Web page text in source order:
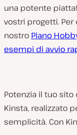
una potente
vostri progetti.
nostro Piano
esempi di avvio
Potenzia il tuo sito
Kinsta, realizzato
semplicità. Con